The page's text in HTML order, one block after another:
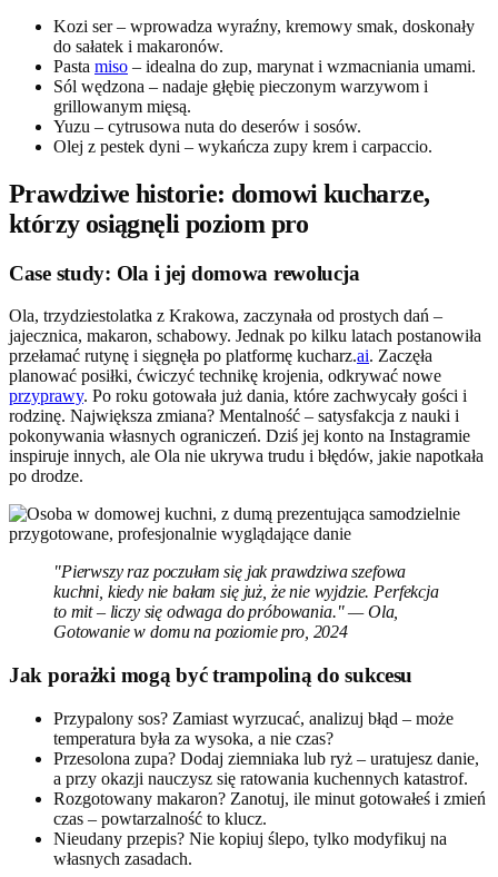
Kozi ser – wprowadza wyraźny, kremowy smak, doskonały
do sałatek i makaronów.
Pasta miso – idealna do zup, marynat i wzmacniania umami.
Sól wędzona – nadaje głębię pieczonym warzywom i
grillowanym mięsą.
Yuzu – cytrusowa nuta do deserów i sosów.
Olej z pestek dyni – wykańcza zupy krem i carpaccio.
Prawdziwe historie: domowi kucharze,
którzy osiągnęli poziom pro
Case study: Ola i jej domowa rewolucja
Ola, trzydziestolatka z Krakowa, zaczynała od prostych dań –
jajecznica, makaron, schabowy. Jednak po kilku latach postanowiła
przełamać rutynę i sięgnęła po platformę kucharz.ai. Zaczęła
planować posiłki, ćwiczyć technikę krojenia, odkrywać nowe
przyprawy. Po roku gotowała już dania, które zachwycały gości i
rodzinę. Największa zmiana? Mentalność – satysfakcja z nauki i
pokonywania własnych ograniczeń. Dziś jej konto na Instagramie
inspiruje innych, ale Ola nie ukrywa trudu i błędów, jakie napotkała
po drodze.
"Pierwszy raz poczułam się jak prawdziwa szefowa
kuchni, kiedy nie bałam się już, że nie wyjdzie. Perfekcja
to mit – liczy się odwaga do próbowania." — Ola,
Gotowanie w domu na poziomie pro, 2024
Jak porażki mogą być trampoliną do sukcesu
Przypalony sos? Zamiast wyrzucać, analizuj błąd – może
temperatura była za wysoka, a nie czas?
Przesolona zupa? Dodaj ziemniaka lub ryż – uratujesz danie,
a przy okazji nauczysz się ratowania kuchennych katastrof.
Rozgotowany makaron? Zanotuj, ile minut gotowałeś i zmień
czas – powtarzalność to klucz.
Nieudany przepis? Nie kopiuj ślepo, tylko modyfikuj na
własnych zasadach.